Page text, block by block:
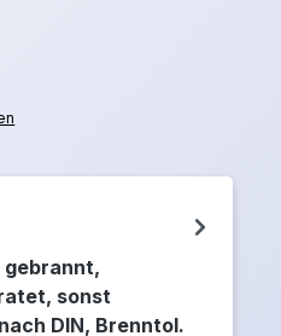
sonst
DIN, Brenntol.